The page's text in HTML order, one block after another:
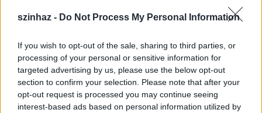
szinhaz - Do Not Process My Personal Information
If you wish to opt-out of the sale, sharing to third parties, or
processing of your personal or sensitive information for
targeted advertising by us, please use the below opt-out
section to confirm your selection. Please note that after your
opt-out request is processed you may continue seeing
interest-based ads based on personal information utilized by